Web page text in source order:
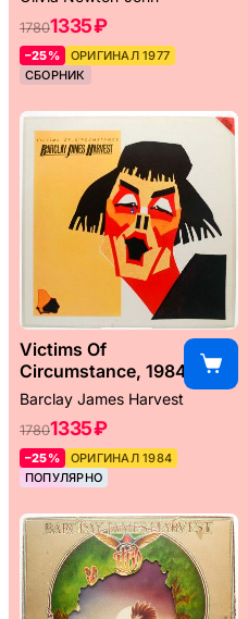
17801335 ₽
–25%
ОРИГИНАЛ 1977
СБОРНИК
Victims Of
Circumstance, 1984
Barclay James Harvest
17801335 ₽
–25%
ОРИГИНАЛ 1984
ПОПУЛЯРНО